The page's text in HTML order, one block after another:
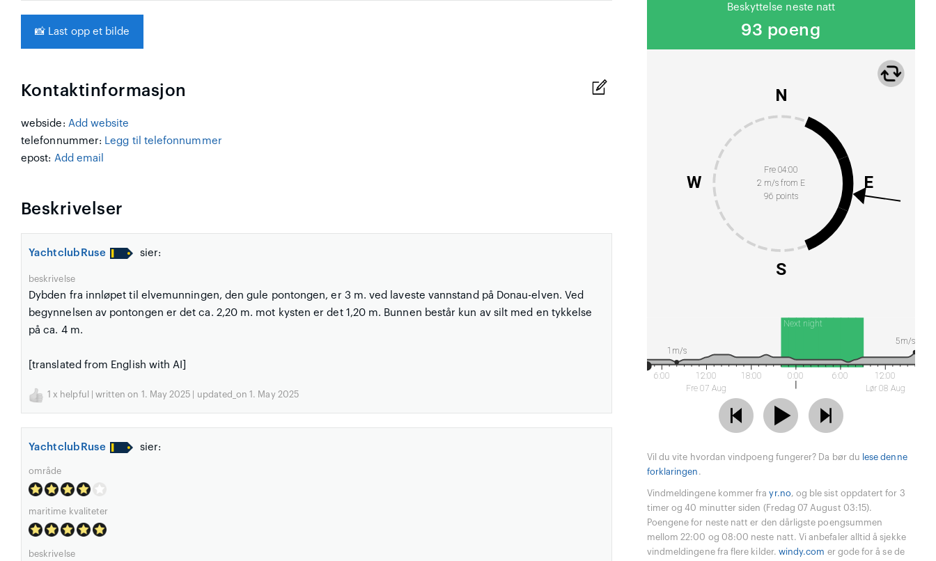
📸 Last opp et bilde
Kontaktinformasjon
webside: Add website
telefonnummer: Legg til telefonnummer
epost: Add email
Beskrivelser
YachtclubRuse sier:
beskrivelse
Dybden fra innløpet til elvemunningen, den gule pontongen, er 3 m. ved laveste vannstand på Donau-elven. Ved
begynnelsen av pontongen er det ca. 2,20 m. mot kysten er det 1,20 m. Bunnen består kun av silt med en tykkelse
på ca. 4 m.
[translated from English with AI]
1 x helpful | written on 1. May 2025 | updated_on 1. May 2025
YachtclubRuse sier:
område
maritime kvaliteter
beskrivelse
Beskyttelse neste natt
93 poeng
Fre 04:00
2 m/s from E
96 points
N
E
S
W
Next night
6:00
12:00
Fre 07 Aug
18:00 0:00 6:00
12:00
Lør 08 Aug
5m/s
1m/s
Vil du vite hvordan vindpoeng fungerer? Da bør du lese denne
forklaringen .
Vindmeldingene kommer frayr.no, og ble sist oppdatert for 3
timer og 40 minutter siden (Fredag 07 August 03:15).
Poengene for neste natt er den dårligste poengsummen
mellom 22:00 og 08:00 neste natt. Vi anbefaler alltid å sjekke
vindmeldingene fra flere kilder. windy.com er gode for å se de